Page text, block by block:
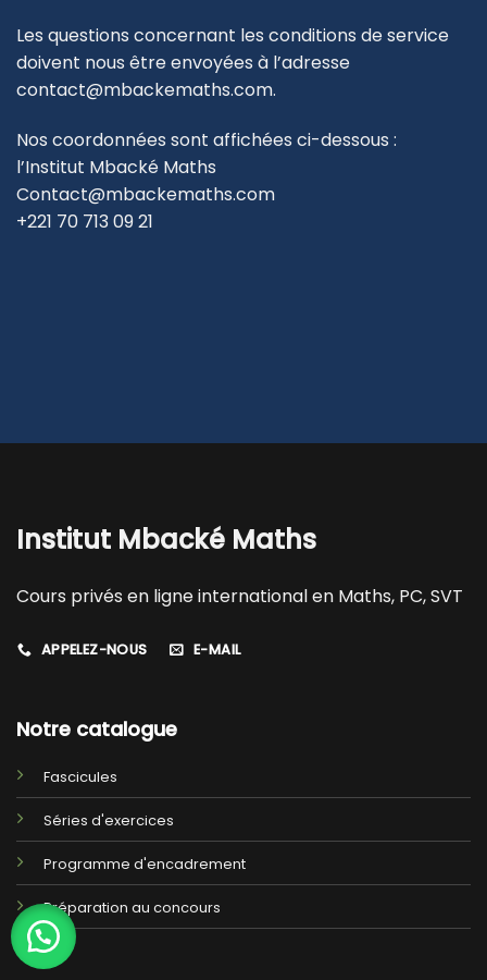
Les questions concernant les conditions de service
doivent nous être envoyées à l’adresse
contact@mbackemaths.com.
Nos coordonnées sont affichées ci-dessous :
l’Institut Mbacké Maths
Contact@mbackemaths.com
+221 70 713 09 21
Institut Mbacké Maths
Cours privés en ligne international en Maths, PC, SVT
APPELEZ-NOUS E-MAIL
Notre catalogue
Fascicules
Séries d'exercices
Programme d'encadrement
Préparation au concours